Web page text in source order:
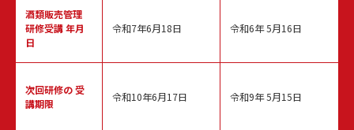
酒類販売管理
研修受講 年月
日
次回研修の受
講期限
令和7年6月18日
令和10年6月17日
令和6年 5月16日
令和9年 5月15日